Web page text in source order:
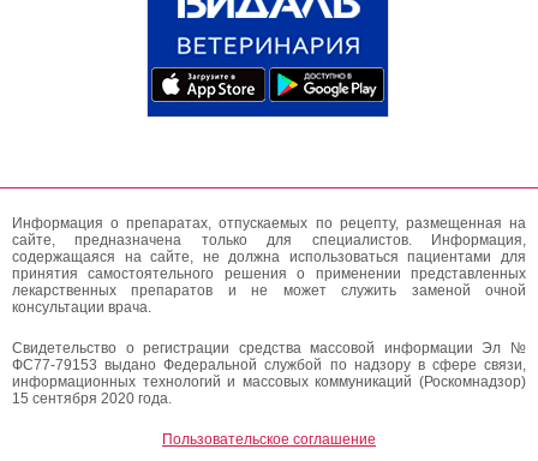
Информация о препаратах, отпускаемых по рецепту, размещенная на
сайте, предназначена только для специалистов. Информация,
содержащаяся на сайте, не должна использоваться пациентами для
принятия самостоятельного решения о применении представленных
лекарственных препаратов и не может служить заменой очной
консультации врача.
Свидетельство о регистрации средства массовой информации Эл №
ФС77-79153 выдано Федеральной службой по надзору в сфере связи,
информационных технологий и массовых коммуникаций (Роскомнадзор)
15 сентября 2020 года.
Пользовательское соглашение